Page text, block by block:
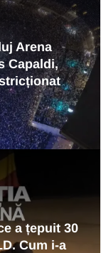
Arena
Capaldi,
a țepuit 30
Cum i-a